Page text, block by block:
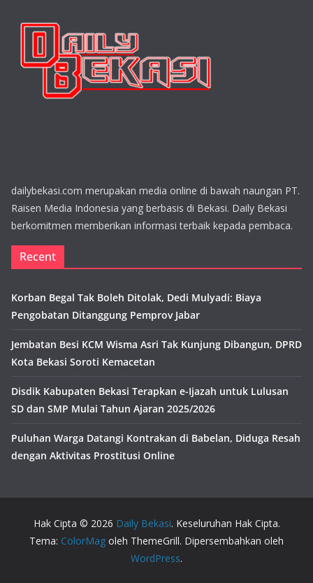
dailybekasi.com merupakan media online di bawah naungan PT.
Raisen Media Indonesia yang berbasis di Bekasi. Daily Bekasi
berkomitmen memberikan informasi terbaik kepada pembaca.
Recent
Korban Begal Tak Boleh Ditolak, Dedi Mulyadi: Biaya
Pengobatan Ditanggung Pemprov Jabar
Jembatan Besi KCM Wisma Asri Tak Kunjung Dibangun, DPRD
Kota Bekasi Soroti Kemacetan
Disdik Kabupaten Bekasi Terapkan e-Ijazah untuk Lulusan
SD dan SMP Mulai Tahun Ajaran 2025/2026
Puluhan Warga Datangi Kontrakan di Babelan, Diduga Resah
dengan Aktivitas Prostitusi Online
Hak Cipta © 2026 Daily Bekasi. Keseluruhan Hak Cipta.
Tema: ColorMag oleh ThemeGrill. Dipersembahkan oleh
WordPress.